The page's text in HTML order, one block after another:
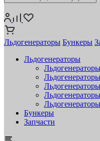
Льдогенераторы Бункеры
Льдогенераторы
Бункеры
Запчасти